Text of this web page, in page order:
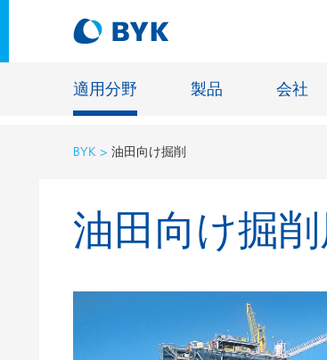
適用分野 製品 会社
適用分野別の推奨製品
適用分野別の推奨製品
接着剤およびシーリング材
自動車補修塗料
BYK 油田向け掘削
油田向け掘